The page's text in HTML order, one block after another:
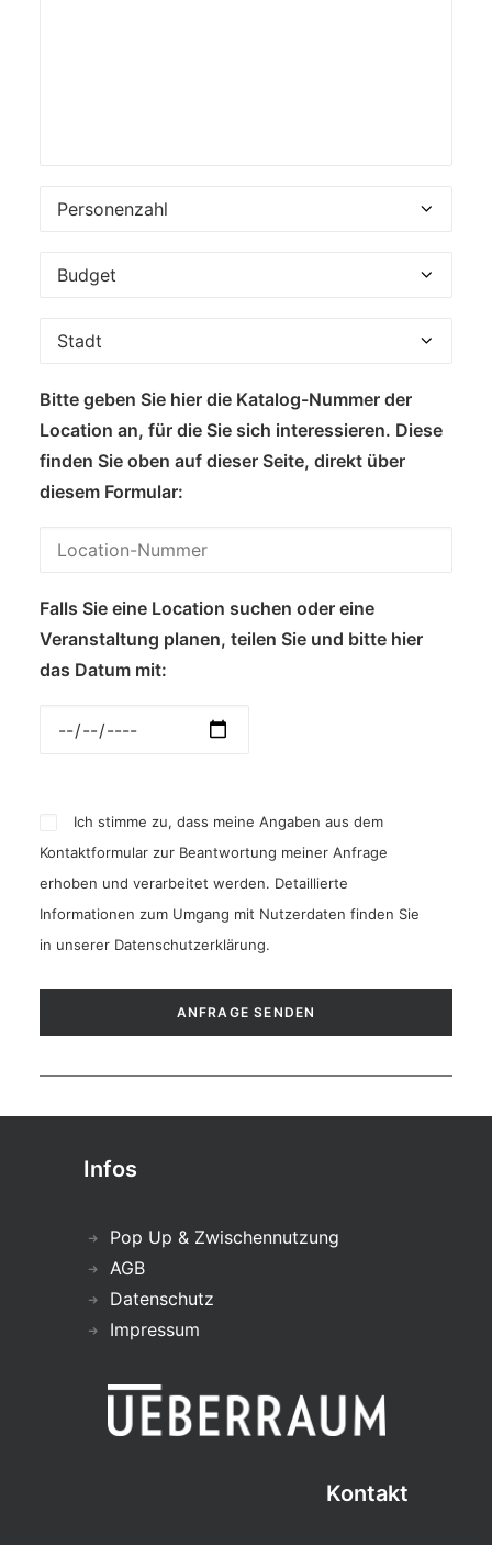
Bitte geben Sie hier die Katalog-Nummer der
Location an, für die Sie sich interessieren. Diese
finden Sie oben auf dieser Seite, direkt über
diesem Formular:
Falls Sie eine Location suchen oder eine
Veranstaltung planen, teilen Sie und bitte hier
das Datum mit:
Ich stimme zu, dass meine Angaben aus dem
Kontaktformular zur Beantwortung meiner Anfrage
erhoben und verarbeitet werden. Detaillierte
Informationen zum Umgang mit Nutzerdaten finden Sie
in unserer Datenschutzerklärung.
Infos
Pop Up & Zwischennutzung
AGB
Datenschutz
Impressum
Kontakt